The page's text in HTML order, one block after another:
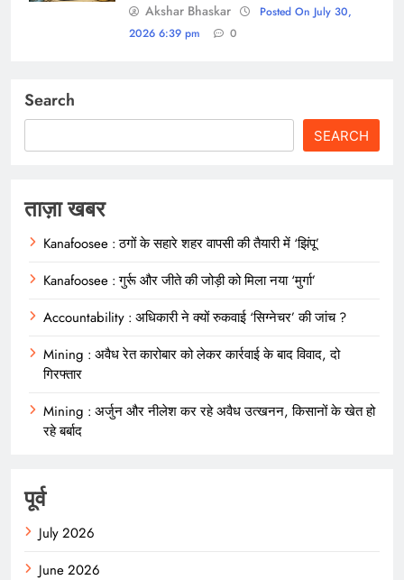
Akshar Bhaskar
Posted On July 30,
2026 6:39 pm
0
Search
SEARCH
ताज़ा खबर
Kanafoosee : ठगों के सहारे शहर वापसी की तैयारी में ‘झिंपू’
Kanafoosee : गुर्रू और जीते की जोड़ी को मिला नया ‘मुर्गा’
Accountability : अधिकारी ने क्यों रुकवाई ‘सिग्नेचर’ की जांच ?
Mining : अवैध रेत कारोबार को लेकर कार्रवाई के बाद विवाद, दो
गिरफ्तार
Mining : अर्जुन और नीलेश कर रहे अवैध उत्खनन, किसानों के खेत हो
रहे बर्बाद
पूर्व
July 2026
June 2026